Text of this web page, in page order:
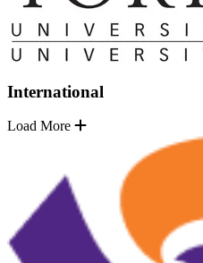
International
Load More